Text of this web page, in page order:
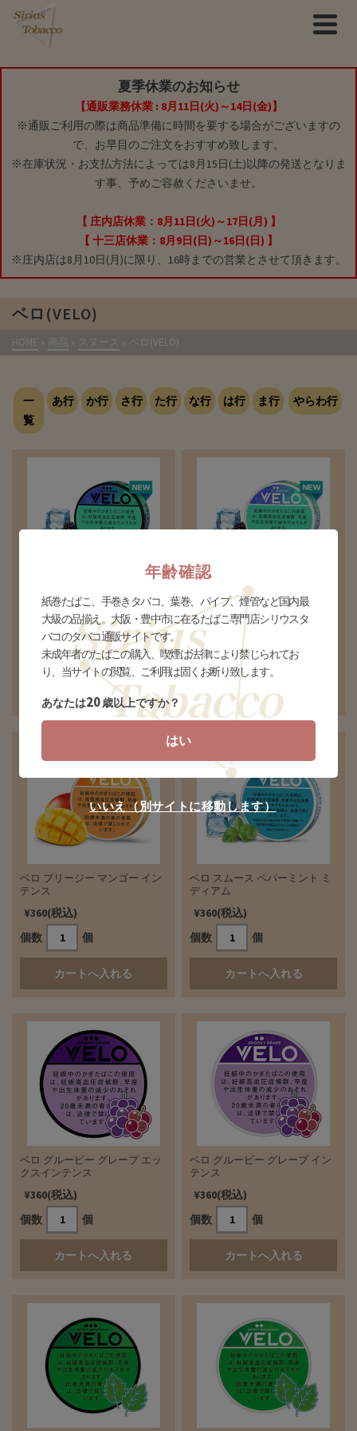
夏季休業のお知らせ
【通販業務休業 : 8月11日(火)～14日(金)】
※通販ご利用の際は商品準備に時間を要する場合がございますの
で、お早目のご注文をおすすめ致します。
※在庫状況・お支払方法によっては8月15日(土)以降の発送となりま
す事、予めご容赦くださいませ。
【 庄内店休業：8月11日(火)～17日(月) 】
【 十三店休業：8月9日(日)～16日(日) 】
※庄内店は8月10日(月)に限り、16時までの営業とさせて頂きます。
ベロ(VELO)
HOME » 商品 » スヌース » ベロ(VELO)
一
覧
あ行 か行 さ行 た行 な行 は行 ま行 やらわ行
ベロ アイシー ベリーズ エック
ス インテンス
NEW
¥360(税込)
個数
個
ベロ アイシー ベリーズ インテ
ンス
¥360(税込)
個数
個
ベロ ブリージー マンゴー イン
テンス
¥360(税込)
個数
個
ベロ スムース ペパーミント ミ
ディアム
¥360(税込)
個数
個
ベロ グルービー グレープ エッ
クスインテンス
¥360(税込)
個数
個
ベロ グルービー グレープ イン
テンス
¥360(税込)
個数
個
年齢確認
紙巻たばこ、手巻きタバコ、葉巻、パイプ、煙管など国内最
大級の品揃え。大阪・豊中市に在るたばこ専門店シリウスタ
バコのタバコ通販サイトです。
未成年者のたばこの購入、喫煙は法律により禁じられてお
り、当サイトの閲覧、ご利用は固くお断り致します。
あなたは20歳以上ですか？
はい
いいえ（別サイトに移動します）